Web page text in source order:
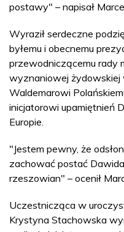
postawy" – napisał
Wyraził serdeczne
byłemu i obecnemu
przewodniczącemu rady
wyznaniowej żydowskiej
Waldemarowi
inicjatorowi upamiętnień
Europie.
"Jestem pewny, że
zachować postać
rzeszowian" – ocenił
Uczestnicząca w
Krystyna Stachowska